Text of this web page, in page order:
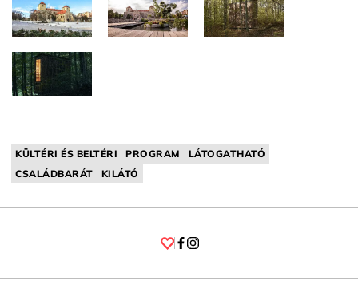
KÜLTÉRI ÉS BELTÉRI PROGRAM
LÁTOGATHATÓ
CSALÁDBARÁT
KILÁTÓ